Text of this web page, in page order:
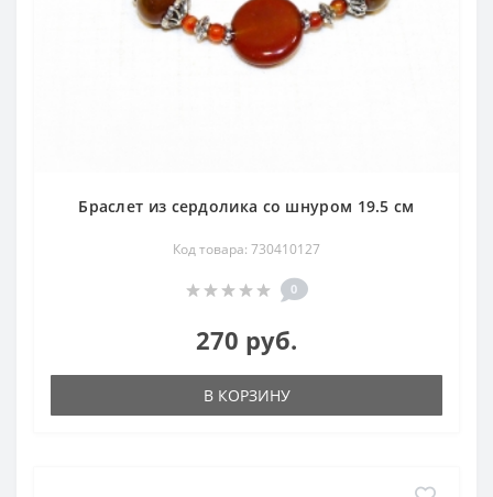
Браслет из сердолика со шнуром 19.5 см
Код товара: 730410127
0
270 руб.
В КОРЗИНУ